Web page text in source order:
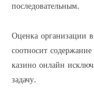
последовательным.
Оценка организации
соотносит
казино онлайн
задачу.